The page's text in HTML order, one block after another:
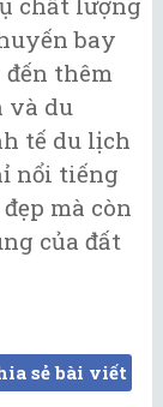
bay
thêm
và du
tế du lịch
nổi tiếng
mà còn
của đất
sẻ bài viết